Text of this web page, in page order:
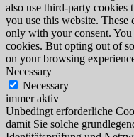
also use third-party cookies
you use this website.
only with your consent.
cookies. But opting out of
on your browsing
Necessary
Necessary
immer aktiv
Unbedingt erforderliche
damit Sie solche